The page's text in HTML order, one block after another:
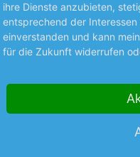
BEDBURG
ihre Dienste anzubieten,
entsprechend der
einverstanden und kann
für die Zukunft widerrufen